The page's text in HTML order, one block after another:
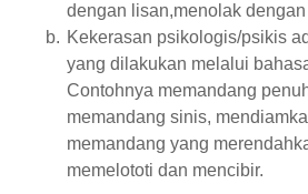
dengan lisan,menolak
b. Kekerasan psikologis/psikis
yang dilakukan melalui
Contohnya memandang
memandang sinis,
memandang yang
memelototi dan mencibir.